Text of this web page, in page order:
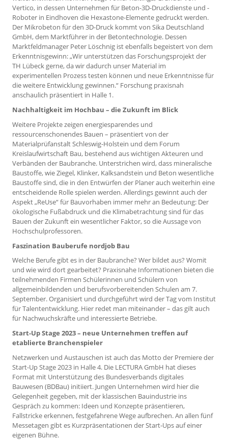
Vertico, in dessen Unternehmen für Beton-3D-Druckdienste und -
Roboter in Eindhoven die Hexastone-Elemente gedruckt werden.
Der Mikrobeton für den 3D-Druck kommt von Sika Deutschland
GmbH, dem Marktführer in der Betontechnologie. Dessen
Marktfeldmanager Peter Löschnig ist ebenfalls begeistert von dem
Erkenntnisgewinn: „Wir unterstützen das Forschungsprojekt der
TH Lübeck gerne, da wir dadurch unser Material im
experimentellen Prozess testen können und neue Erkenntnisse für
die weitere Entwicklung gewinnen.“ Forschung praxisnah
anschaulich präsentiert in Halle 1.
Nachhaltigkeit im Hochbau – die Zukunft im Blick
Weitere Projekte zeigen energiesparendes und
ressourcenschonendes Bauen – präsentiert von der
Materialprüfanstalt Schleswig-Holstein und dem Forum
Kreislaufwirtschaft Bau, bestehend aus wichtigen Akteuren und
Verbänden der Baubranche. Unterstrichen wird, dass mineralische
Baustoffe, wie Ziegel, Klinker, Kalksandstein und Beton wesentliche
Baustoffe sind, die in den Entwürfen der Planer auch weiterhin eine
entscheidende Rolle spielen werden. Allerdings gewinnt auch der
Aspekt „ReUse“ für Bauvorhaben immer mehr an Bedeutung: Der
ökologische Fußabdruck und die Klimabetrachtung sind für das
Bauen der Zukunft ein wesentlicher Faktor, so die Aussage von
Hochschulprofessoren.
Faszination Bauberufe nordjob Bau
Welche Berufe gibt es in der Baubranche? Wer bildet aus? Womit
und wie wird dort gearbeitet? Praxisnahe Informationen bieten die
teilnehmenden Firmen Schülerinnen und Schülern von
allgemeinbildenden und berufsvorbereitenden Schulen am 7.
September. Organisiert und durchgeführt wird der Tag vom Institut
für Talententwicklung. Hier redet man miteinander – das gilt auch
für Nachwuchskräfte und interessierte Betriebe.
Start-Up Stage 2023 – neue Unternehmen treffen auf
etablierte Branchenspieler
Netzwerken und Austauschen ist auch das Motto der Premiere der
Start-Up Stage 2023 in Halle 4. Die LECTURA GmbH hat dieses
Format mit Unterstützung des Bundesverbands digitales
Bauwesen (BDBau) initiiert. Jungen Unternehmen wird hier die
Gelegenheit gegeben, mit der klassischen Bauindustrie ins
Gespräch zu kommen: Ideen und Konzepte präsentieren,
Fallstricke erkennen, festgefahrene Wege aufbrechen. An allen fünf
Messetagen gibt es Kurzpräsentationen der Start-Ups auf einer
eigenen Bühne.